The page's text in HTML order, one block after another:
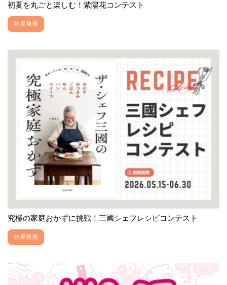
初夏を丸ごと楽しむ！紫陽花コンテスト
結果発表
究極の家庭おかずに挑戦！三國シェフレシピコンテスト
結果発表